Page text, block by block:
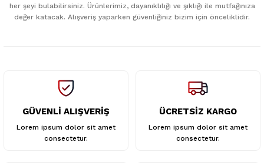
Ürün bilgilerinde hatalar bulunuyor.
Ürün fiyatı diğer sitelerden daha pahalı.
her şeyi bulabilirsiniz. Ürünlerimiz, dayanıklılığı ve şıklığı ile mutfağınıza
değer katacak. Alışveriş yaparken güvenliğiniz bizim için önceliklidir.
GÜVENLİ ALIŞVERİŞ
Lorem ipsum dolor sit amet
consectetur.
ÜCRETSİZ KARGO
Lorem ipsum dolor sit amet
consectetur.